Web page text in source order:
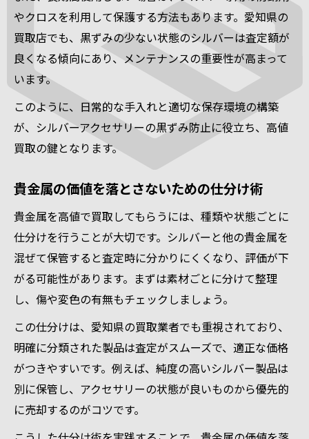
やクロスを利用して保護する方法もあります。愛知県の
買取店でも、黒ずみの少ない状態のシルバーは査定額が
良くなる傾向にあり、メンテナンスの重要性が高まって
います。
このように、日常的な手入れと適切な保存環境の構築
が、シルバーアクセサリーの黒ずみ防止に役立ち、高値
買取の鍵となります。
貴金属の価値を落とさないための仕分け術
貴金属を高値で買取してもらうには、種類や状態ごとに
仕分けを行うことが大切です。シルバーと他の貴金属を
混ぜて保管すると査定時に分かりにくくなり、評価が下
がる可能性があります。まずは素材ごとに分けて整理
し、傷や変色の有無もチェックしましょう。
この仕分けは、愛知県の買取業者でも重視されており、
明確に分類された製品は査定がスムーズで、適正な価格
がつきやすいです。例えば、純度の高いシルバー製品は
別に保管し、アクセサリーの状態が良いものから優先的
に売却するのがコツです。